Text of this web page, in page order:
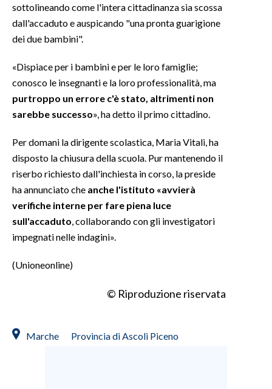
sottolineando come l'intera cittadinanza sia scossa
dall'accaduto e auspicando "una pronta guarigione
dei due bambini".
«Dispiace per i bambini e per le loro famiglie;
conosco le insegnanti e la loro professionalità, ma
purtroppo un errore c'è stato, altrimenti non
sarebbe successo», ha detto il primo cittadino.
Per domani la dirigente scolastica, Maria Vitali, ha
disposto la chiusura della scuola. Pur mantenendo il
riserbo richiesto dall'inchiesta in corso, la preside
ha annunciato che anche l'istituto «avvierà
verifiche interne per fare piena luce
sull'accaduto , collaborando con gli investigatori
impegnati nelle indagini».
(Unioneonline)
© Riproduzione riservata
Marche Provincia di Ascoli Piceno